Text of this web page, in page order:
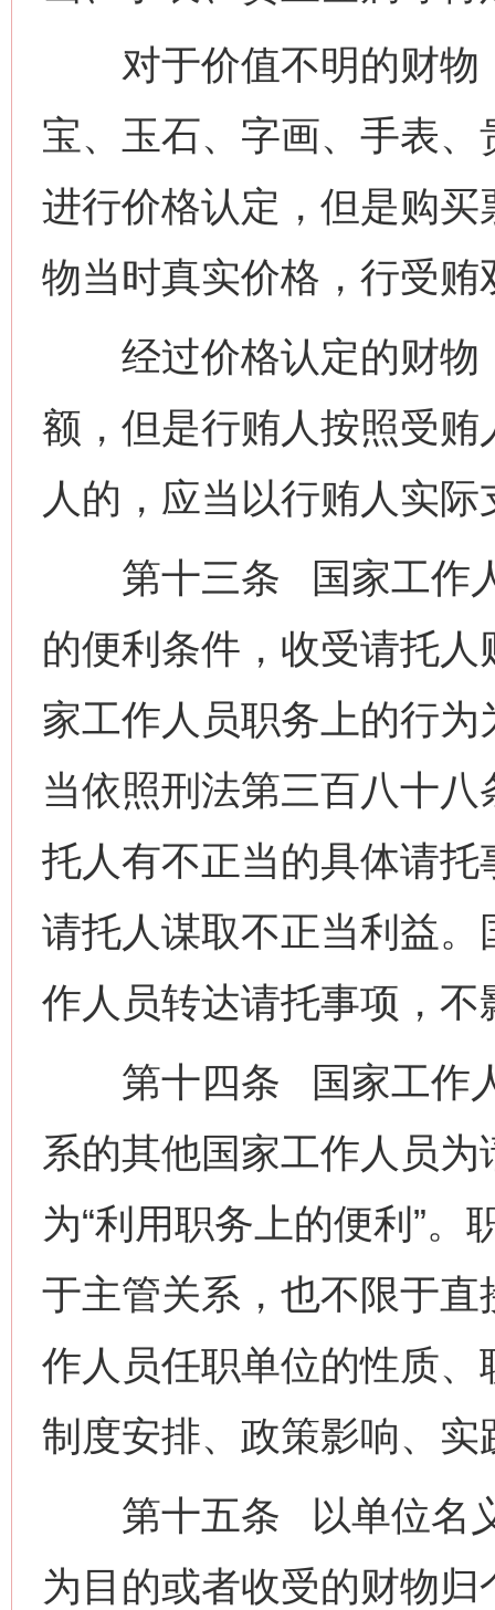
对于价值不明的财物
宝、玉石、字画、手表
进行价格认定，但是购
物当时真实价格，行受
经过价格认定的财物
额，但是行贿人按照受
人的，应当以行贿人实
第十三条 国家工作人
的便利条件，收受请托
家工作人员职务上的行
当依照刑法第三百八十
托人有不正当的具体请
请托人谋取不正当利益
作人员转达请托事项，
第十四条 国家工作人
系的其他国家工作人员
为“利用职务上的便利”
于主管关系，也不限于
作人员任职单位的性质
制度安排、政策影响、
第十五条 以单位名义
为目的或者收受的财物